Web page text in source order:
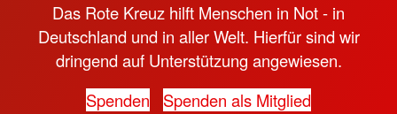
Das Rote Kreuz hilft Menschen in Not - in
Deutschland und in aller Welt. Hierfür sind wir
dringend auf Unterstützung angewiesen.
Spenden
Spenden als Mitglied